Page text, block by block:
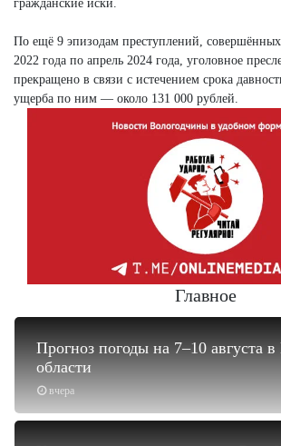
гражданские иски.
По ещё 9 эпизодам преступлений, совершённых
2022 года по апрель 2024 года, уголовное
прекращено в связи с истечением срока
ущерба по ним — около 131 000 рублей.
Главное
вчера
Прогноз погоды на 7–10 августа в
области